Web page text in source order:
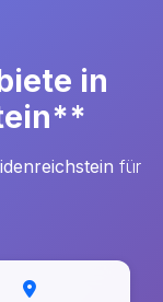
in
für